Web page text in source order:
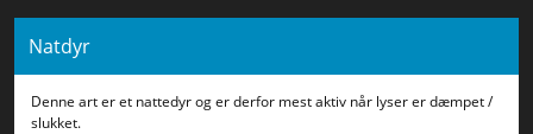
Natdyr
Denne art er et nattedyr og er derfor mest aktiv når lyser er dæmpet /
slukket.